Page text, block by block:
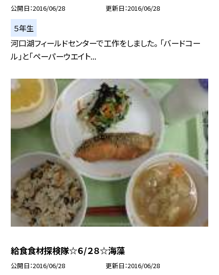
公開日 2016/06/28 更新日 2016/06/28
５年生
河口湖フィールドセンターで工作をしました。 「バードコー
ル」と「ペーパーウエイト...
給食食材探検隊☆６/２８☆海藻
公開日 2016/06/28 更新日 2016/06/28